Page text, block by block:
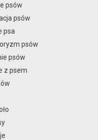
psów
psów
psa
psów
psów
z psem